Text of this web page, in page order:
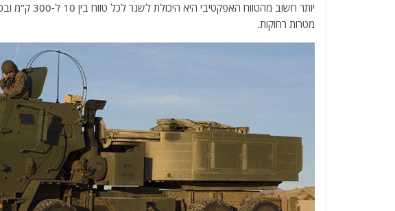
יותר חשוב
מטרות רחוקות.